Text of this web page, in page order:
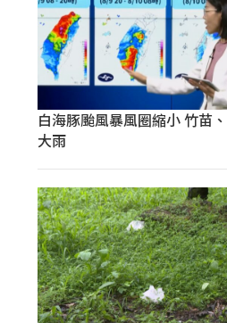
白海豚颱風暴風圈縮小 竹苗
大雨